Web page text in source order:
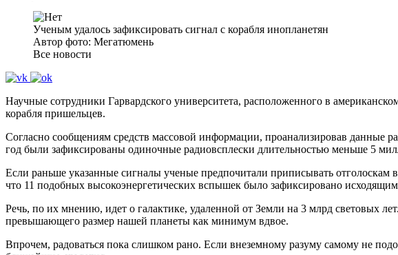
Ученым удалось зафиксировать сигнал с корабля инопланетян
Автор фото: Мегатюмень
Все новости
Научные сотрудники Гарвардского университета, расположенного в
корабля пришельцев.
Согласно сообщениям средств массовой информации, проанализировав данные
год были зафиксированы одиночные радиовсплески длительностью меньше 5
Если раньше указанные сигналы ученые предпочитали приписывать отголоскам
что 11 подобных высокоэнергетических вспышек было зафиксировано
Речь, по их мнению, идет о галактике, удаленной от Земли на 3 млрд световых
превышающего размер нашей планеты как минимум вдвое.
Впрочем, радоваться пока слишком рано. Если внеземному разуму самому не